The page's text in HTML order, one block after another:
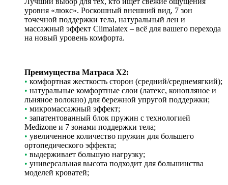
уровня «люкс». Роскошный внешний вид, 7 зон
точечной поддержки тела, натуральный лен и
массажный эффект Climalatex – всё для вашего перехода
на новый уровень комфорта.
Преимущества Матраса X2:
• комфортная жесткость сторон (средний/среднемягкий);
• натуральные комфортные слои (латекс, конопляное и
льняное волокно) для бережной упругой поддержки;
• микромассажный эффект;
• запатентованный блок пружин с технологией
Medizone и 7 зонами поддержки тела;
• увеличенное количество пружин для большего
ортопедического эффекта;
• выдерживает большую нагрузку;
• универсальная высота подходит для большинства
моделей кроватей;